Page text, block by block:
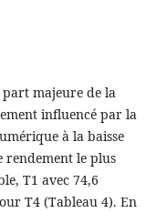
majeure de la
influencé par la
à la baisse
rendement le plus
T1 avec 74,6
T4 (Tableau 4). En